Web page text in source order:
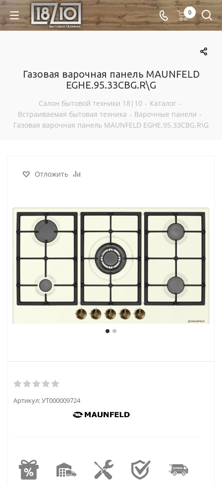
0
Газовая варочная панель MAUNFELD
EGHE.95.33CBG.R\G
Салон бытовой техники 18|10 - Каталог -
Встраиваемая бытовая техника - Варочные панели -
Газовая варочная панель MAUNFELD EGHE.95.33CBG.R\G
Отложить
Артикул:УТ000009724